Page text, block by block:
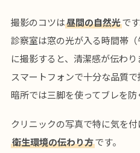
撮影のコツは昼間の自然光で
診察室は窓の光が入る時間帯（
に撮影すると、清潔感が伝わり
スマートフォンで十分な品質で
暗所では三脚を使ってブレを防
クリニックの写真で特に気を付
衛生環境の伝わり方です。